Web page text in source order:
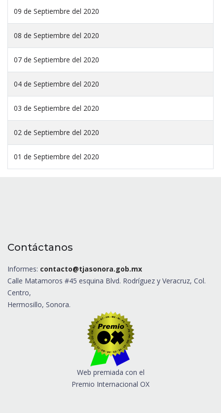
09 de Septiembre del 2020
08 de Septiembre del 2020
07 de Septiembre del 2020
04 de Septiembre del 2020
03 de Septiembre del 2020
02 de Septiembre del 2020
01 de Septiembre del 2020
Contáctanos
Informes: contacto@tjasonora.gob.mx
Calle Matamoros #45 esquina Blvd. Rodríguez y Veracruz, Col.
Centro,
Hermosillo, Sonora.
Web premiada con el
Premio Internacional OX